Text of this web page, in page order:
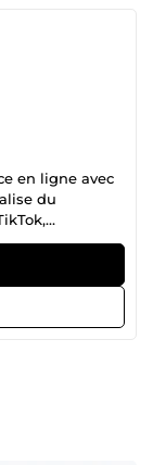
en ligne avec
du
adaptées
dans
de
et fidéliser
Sérieuse,
pour